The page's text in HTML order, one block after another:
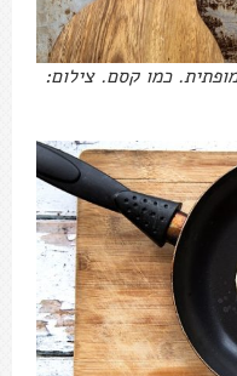
כמו קסם. צילום: